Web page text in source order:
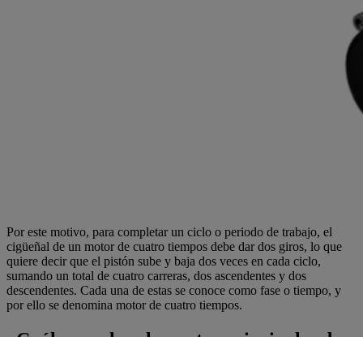
Por este motivo, para completar un ciclo o periodo de trabajo, el
cigüeñal de un motor de cuatro tiempos debe dar dos giros, lo que
quiere decir que el pistón sube y baja dos veces en cada ciclo,
sumando un total de cuatro carreras, dos ascendentes y dos
descendentes. Cada una de estas se conoce como fase o tiempo, y
por ello se denomina motor de cuatro tiempos.